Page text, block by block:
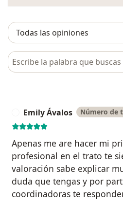
Busca en opiniones
Emily Ávalos Número de
Apenas me are hacer mi
profesional en el trato te
valoración sabe explicar
duda que tengas y por
coordinadoras te